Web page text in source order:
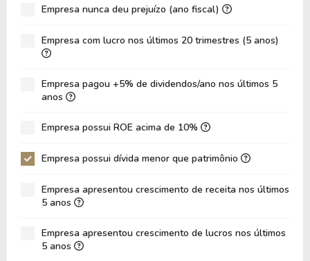
ROIC
-4,34%
ROA
-1,77%
-0,95%
Dívida Líquida / Ebitda
Dívida Líquida / Ebit
7,41
12,22
Patrimônio / Ativos
0,78
Passivos / Ativos
0,11
CAGR Receitas 5 anos
CAGR Lucros 5 anos
0,00%
Empresa nunca deu prejuízo (ano fiscal)
Empresa com lucro nos últimos 20 trimestres (5 anos)
Empresa pagou +5% de dividendos/ano nos últimos 5
anos
Empresa possui ROE acima de 10%
Empresa possui dívida menor que patrimônio
Empresa apresentou crescimento de receita nos últimos
5 anos
Empresa apresentou crescimento de lucros nos últimos
5 anos